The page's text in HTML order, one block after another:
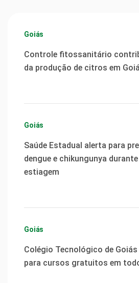
Goiás
Controle fitossanitário
da produção de citros em
Goiás
Saúde Estadual alerta para
dengue e chikungunya
estiagem
Goiás
Colégio Tecnológico de
para cursos gratuitos em